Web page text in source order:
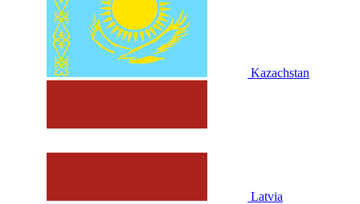
Kazachstan
Latvia